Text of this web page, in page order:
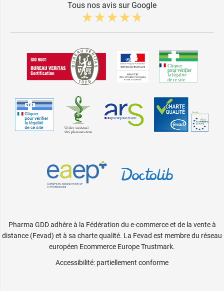
Tous nos avis sur Google
Pharma GDD adhère à la Fédération du e-commerce et de la vente à
distance (Fevad) et à sa charte qualité. La Fevad est membre du réseau
européen Ecommerce Europe Trustmark.
Accessibilité: partiellement conforme